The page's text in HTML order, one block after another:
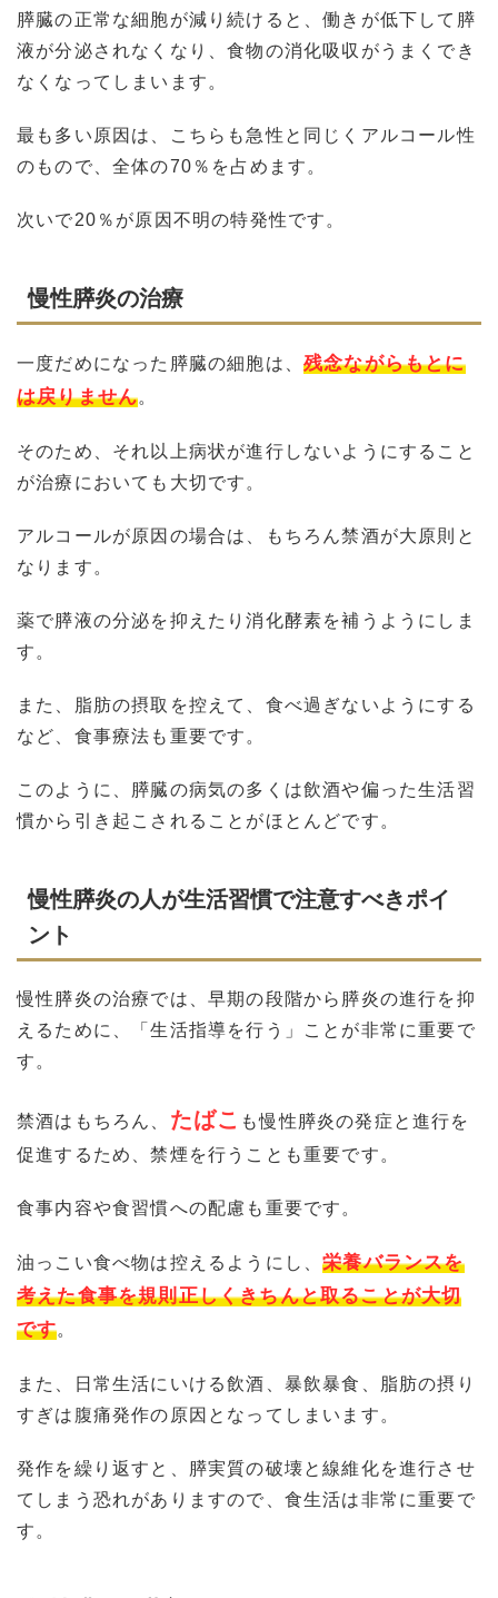
膵臓の正常な細胞が減り続けると、働きが低下して膵
液が分泌されなくなり、食物の消化吸収がうまくでき
なくなってしまいます。
最も多い原因は、こちらも急性と同じくアルコール性
のもので、全体の70％を占めます。
次いで20％が原因不明の特発性です。
慢性膵炎の治療
一度だめになった膵臓の細胞は、 残念ながらもとに
は戻りません。
そのため、それ以上病状が進行しないようにすること
が治療においても大切です。
アルコールが原因の場合は、もちろん禁酒が大原則と
なります。
薬で膵液の分泌を抑えたり消化酵素を補うようにしま
す。
また、脂肪の摂取を控えて、食べ過ぎないようにする
など、食事療法も重要です。
このように、膵臓の病気の多くは飲酒や偏った生活習
慣から引き起こされることがほとんどです。
慢性膵炎の人が生活習慣で注意すべきポイ
ント
慢性膵炎の治療では、早期の段階から膵炎の進行を抑
えるために、「生活指導を行う」ことが非常に重要で
す。
禁酒はもちろん、 たばこ も慢性膵炎の発症と進行を
促進するため、禁煙を行うことも重要です。
食事内容や食習慣への配慮も重要です。
油っこい食べ物は控えるようにし、栄養バランスを
考えた食事を規則正しくきちんと取ることが大切
です。
また、日常生活にいける飲酒、暴飲暴食、脂肪の摂り
すぎは腹痛発作の原因となってしまいます。
発作を繰り返すと、膵実質の破壊と線維化を進行させ
てしまう恐れがありますので、食生活は非常に重要で
す。